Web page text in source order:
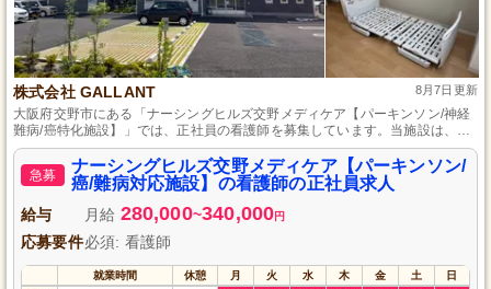
株式会社 GALLANT 8月7日更新
大阪府交野市にある「ナーシングヒルズ交野メディケア【パーキンソン/神経
難病/癌特化施設】」では、正社員の看護師を募集しています。当施設は、サ
ービス付き高齢者向け住宅として、質の高いケアを提供しています。専門的
なスキルと情熱を持った看護師の皆様、一緒に充実した医療サービスを提供
しませんか？やりがいのある職場で、あなたの経験と資格を活かせるチャン
スです。皆様の応募をお待ちしております。
急募
ナーシングヒルズ交野メディケア【パーキンソン/
癌/難病対応施設】の看護師の正社員求人
給与 月給 280,000~340,000円
応募要件必須: 看護師
就業時間 休憩 月 火 水 木 金 土 日